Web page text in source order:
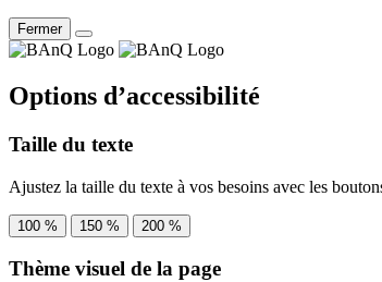
Fermer
Options d’accessibilité
Taille du texte
Ajustez la taille du texte à vos besoins avec les
100 % 150 % 200 %
Thème visuel de la page